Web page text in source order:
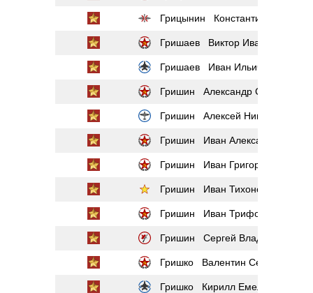
Грицынин Константин
Гришаев Виктор Иванович
Гришаев Иван Ильич
Гришин Александр Сергеевич
Гришин Алексей Никонович
Гришин Иван Александрович
Гришин Иван Григорьевич
Гришин Иван Тихонович
Гришин Иван Трифонович
Гришин Сергей Владимирович
Гришко Валентин Сергеевич
Гришко Кирилл Емельянович